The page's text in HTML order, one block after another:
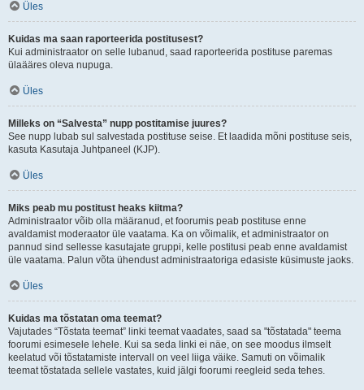
Üles
Kuidas ma saan raporteerida postitusest?
Kui administraator on selle lubanud, saad raporteerida postituse paremas
ülaääres oleva nupuga.
Üles
Milleks on “Salvesta” nupp postitamise juures?
See nupp lubab sul salvestada postituse seise. Et laadida mõni postituse seis,
kasuta Kasutaja Juhtpaneel (KJP).
Üles
Miks peab mu postitust heaks kiitma?
Administraator võib olla määranud, et foorumis peab postituse enne
avaldamist moderaator üle vaatama. Ka on võimalik, et administraator on
pannud sind sellesse kasutajate gruppi, kelle postitusi peab enne avaldamist
üle vaatama. Palun võta ühendust administraatoriga edasiste küsimuste jaoks.
Üles
Kuidas ma tõstatan oma teemat?
Vajutades “Tõstata teemat” linki teemat vaadates, saad sa "tõstatada" teema
foorumi esimesele lehele. Kui sa seda linki ei näe, on see moodus ilmselt
keelatud või tõstatamiste intervall on veel liiga väike. Samuti on võimalik
teemat tõstatada sellele vastates, kuid jälgi foorumi reegleid seda tehes.